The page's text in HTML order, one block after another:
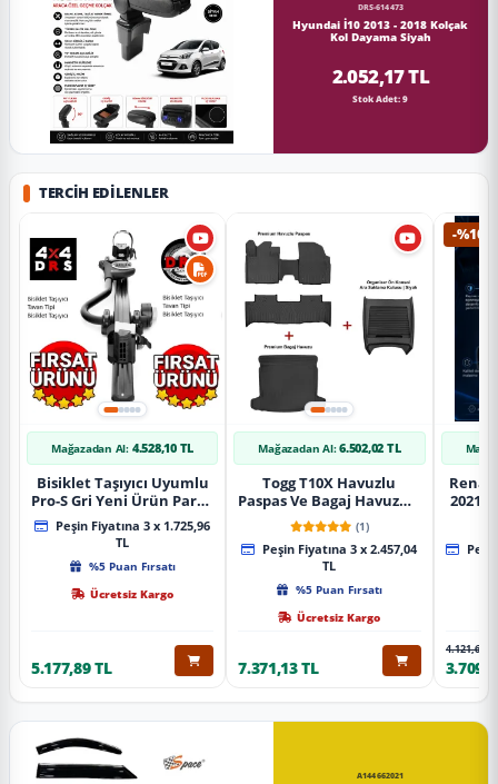
DRS-614473
Hyundai İ10 2013 - 2018 Kolçak
Kol Dayama Siyah
2.052,17 TL
Stok Adet: 9
TERCIH EDILENLER
Mağazadan Al: 4.528,10 TL
Bisiklet Taşıyıcı Uyumlu
Pro-S Gri Yeni Ürün Parça
Tavan Tipi Bisiklet
Taşıyıcı
Peşin Fiyatına 3 x 1.725,96
TL
%5 Puan Fırsatı
Ücretsiz Kargo
5.177,89 TL
Mağazadan Al: 6.502,02 TL
Togg T10X Havuzlu
Paspas Ve Bagaj Havuzu +
Siyah Organizer
(1)
Peşin Fiyatına 3 x 2.457,04
TL
%5 Puan Fırsatı
Ücretsiz Kargo
7.371,13 TL
-%10
2021
4.121,65 TL
A144662021